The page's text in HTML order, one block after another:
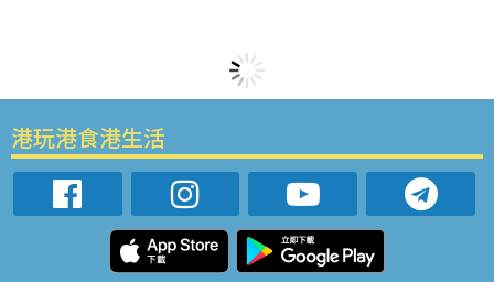
港玩港食港生活